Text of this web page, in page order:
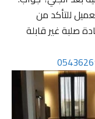
للتأكد من
غير قابلة